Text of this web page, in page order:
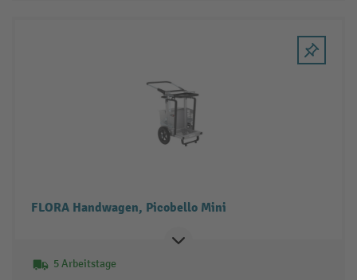
FLORA Handwagen, Picobello Mini
5 Arbeitstage